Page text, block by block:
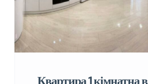
Квартира 1 кімнатна в